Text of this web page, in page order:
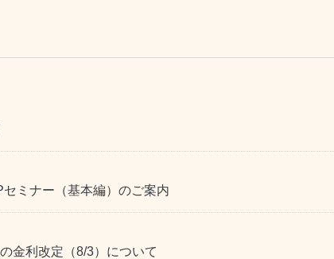
ミナー（基本編）のご案内
金利改定（8/3）について